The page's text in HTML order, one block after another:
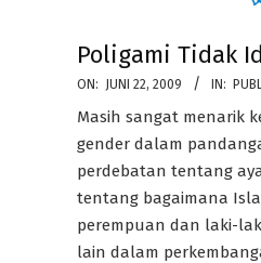
Poligami Tidak
2009-
06-
22
ON: JUNI 22, 2009 IN:
Masih sangat menarik
gender dalam
perdebatan tentang
tentang bagaimana
perempuan dan laki-
lain dalam